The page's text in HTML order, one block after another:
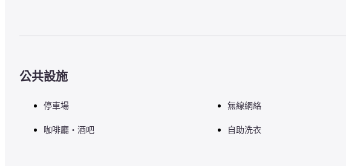
公共設施
停車場 無線網絡
咖啡廳・酒吧 自助洗衣